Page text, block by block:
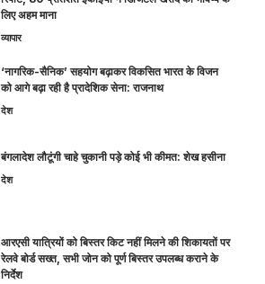
लिए अहम माना
व्यापार
‘नागरिक-सैनिक’ सहयोग बढ़ाकर विकसित भारत के विजन
को आगे बढ़ा रही है प्रादेशिक सेना: राजनाथ
देश
बंगलादेश लौटूंगी चाहे चुकानी पड़े कोई भी कीमत: शेख हसीना
देश
आरएसी यात्रियों को बिस्तर किट नहीं मिलने की शिकायतों पर
रेलवे बोर्ड सख्त, सभी जोन को पूर्ण बिस्तर उपलब्ध कराने के
निर्देश